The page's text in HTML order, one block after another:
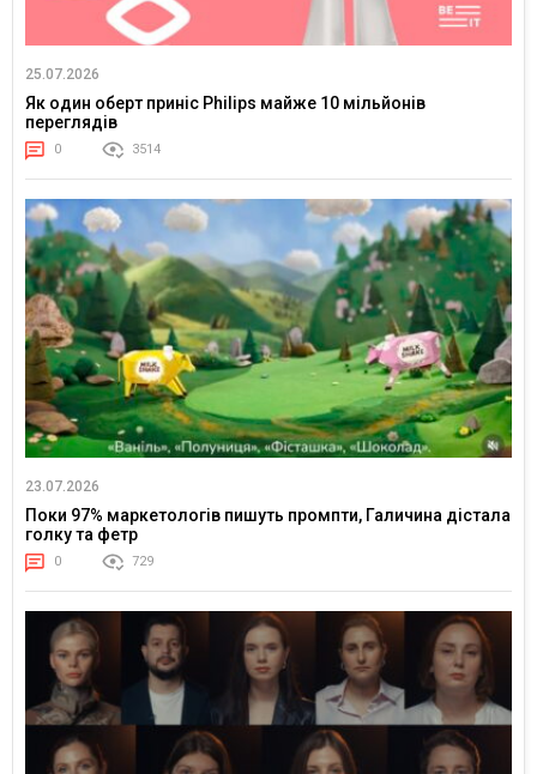
25.07.2026
Як один оберт приніс Philips майже 10 мільйонів
переглядів
0 3514
23.07.2026
Поки 97% маркетологів пишуть промпти, Галичина дістала
голку та фетр
0 729